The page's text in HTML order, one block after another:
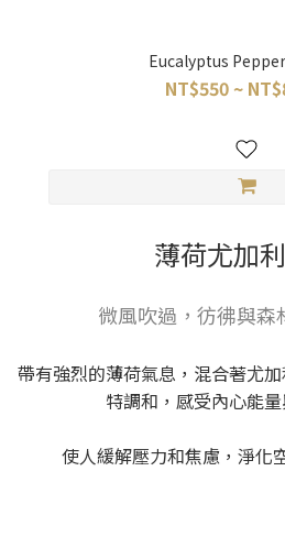
Eucalyptus
NT$550 ~
薄荷尤加
微風吹過，彷彿與森
帶有強烈的薄荷氣息，混合著尤
特調和，感受內心能
使人緩解壓力和焦慮，淨化